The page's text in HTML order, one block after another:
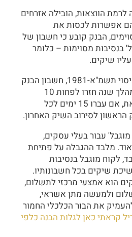
הווצאות, הובילה אזרחים
אפשרות לכסות את
הבנק קובע כי חשבון של
בנסיבות מסוימות – כלומר
שיקים.
לפי חוק שיקים ללא כיסוי תשמ"א-1981, חשבון הבנק
של פלוני יוגבל, אם במהלך שנה חזרו לפחות 10
שיקים שנמשכו. כל זאת, אם עברו 15 ימים לכל
הראשון לסירוב השיק האחרון.
עבור בעלי עסקים,
מלבד ההגבלה על פתיחת
לקוח מוגבל בנסיבות
שיקים בכל חשבונותיו.
הוא אמצעי מרכזי לתשלום,
ולמעשה מתן אשראי,
את הבור הכלכלי החמור
קראתי כאן לגלות הבנה כלפי